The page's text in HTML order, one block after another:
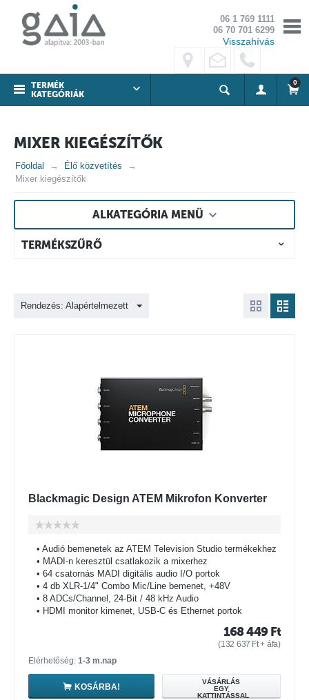
06 1 769 1111
06 70 701 6299
Visszahívás
TERMÉK
KATEGÓRIÁK
0
MIXER KIEGÉSZÍTŐK
Főoldal
Élő közvetítés
Mixer kiegészítők
ALKATEGÓRIA MENÜ
TERMÉKSZŰRŐ
Rendezés: Alapértelmezett
Blackmagic Design ATEM Mikrofon Konverter
• Audió bemenetek az ATEM Television Studio termékekhez
• MADI-n keresztül csatlakozik a mixerhez
• 64 csatornás MADI digitális audio I/O portok
• 4 db XLR-1/4" Combo Mic/Line bemenet, +48V
• 8 ADCs/Channel, 24-Bit / 48 kHz Audio
• HDMI monitor kimenet, USB-C és Ethernet portok
168 449 Ft
(132 637 Ft+ áfa)
Elérhetőség: 1-3 m.nap
KOSÁRBA!
VÁSÁRLÁS
EGY
KATTINTÁSSAL